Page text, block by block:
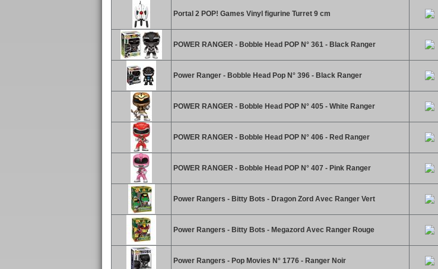
Portal 2 POP! Games Vinyl figurine Turret 9 cm
POWER RANGER - Bobble Head POP N° 361 - Black Ranger
Power Ranger - Bobble Head Pop N° 396 - Black Ranger
POWER RANGER - Bobble Head POP N° 405 - White Ranger
POWER RANGER - Bobble Head POP N° 406 - Red Ranger
POWER RANGER - Bobble Head POP N° 407 - Pink Ranger
Power Rangers - Bitty Bots - Dragon Zord Avec Ranger Vert
Power Rangers - Bitty Bots - Megazord Avec Ranger Rouge
Power Rangers - Pop Movies N° 1776 - Ranger Noir